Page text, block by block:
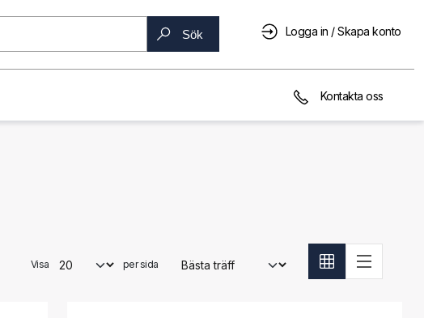
Sök Logga in / Skapa konto
Kontakta oss
Visa per sida